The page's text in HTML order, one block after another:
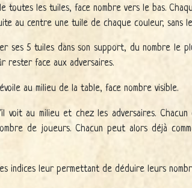
les tuiles, face nombre vers le bas.
au centre une tuile de chaque couleur, sans
ses 5 tuiles dans son support, du nombre le
rester face aux adversaires.
au milieu de la table, face nombre visible.
au milieu et chez les adversaires. Chacun
de joueurs. Chacun peut alors déjà
indices leur permettant de déduire leurs